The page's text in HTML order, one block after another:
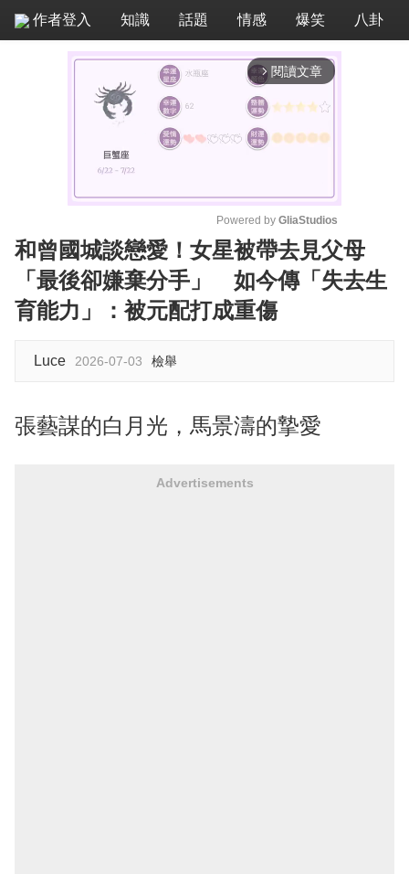
作者登入 知識 話題 情感 爆笑 八卦
arrow_forward_ios 閱讀文章
M
u
Powered by GliaStudios
和曾國城談戀愛！女星被帶去見父母
「最後卻嫌棄分手」 如今傳「失去生
育能力」：被元配打成重傷
Luce 2026-07-03 檢舉
張藝謀的白月光，馬景濤的摯愛
Advertisements